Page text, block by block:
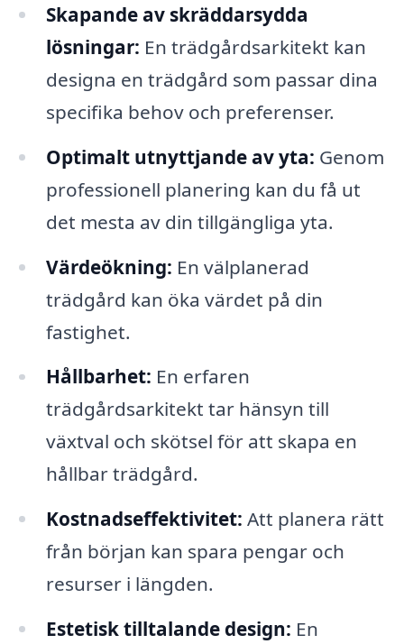
Skapande av skräddarsydda
lösningar: En trädgårdsarkitekt kan
designa en trädgård som passar dina
specifika behov och preferenser.
Optimalt utnyttjande av yta: Genom
professionell planering kan du få ut
det mesta av din tillgängliga yta.
Värdeökning: En välplanerad
trädgård kan öka värdet på din
fastighet.
Hållbarhet: En erfaren
trädgårdsarkitekt tar hänsyn till
växtval och skötsel för att skapa en
hållbar trädgård.
Kostnadseffektivitet: Att planera rätt
från början kan spara pengar och
resurser i längden.
Estetisk tilltalande design: En